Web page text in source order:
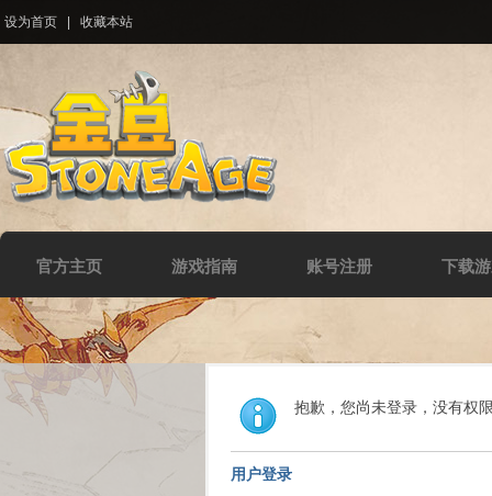
设为首页 收藏本站
官方主页 游戏指南 账号注册 下载
抱歉，您尚未登录，没有权
用户登录